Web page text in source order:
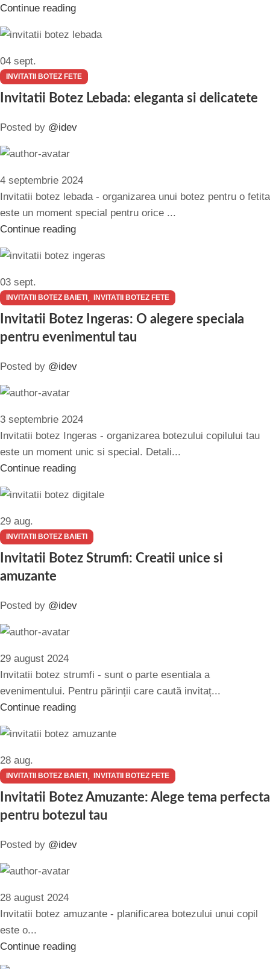
Continue reading
04 sept.
INVITATII BOTEZ FETE
Invitatii Botez Lebada: eleganta si delicatete
Posted by @idev
4 septembrie 2024
Invitatii botez lebada - organizarea unui botez pentru o fetita
este un moment special pentru orice ...
Continue reading
03 sept.
INVITATII BOTEZ BAIETI , INVITATII BOTEZ FETE
Invitatii Botez Ingeras: O alegere speciala
pentru evenimentul tau
Posted by @idev
3 septembrie 2024
Invitatii botez Ingeras - organizarea botezului copilului tau
este un moment unic si special. Detali...
Continue reading
29 aug.
INVITATII BOTEZ BAIETI
Invitatii Botez Strumfi: Creatii unice si
amuzante
Posted by @idev
29 august 2024
Invitatii botez strumfi - sunt o parte esentiala a
evenimentului. Pentru părinții care caută invitaț...
Continue reading
28 aug.
INVITATII BOTEZ BAIETI , INVITATII BOTEZ FETE
Invitatii Botez Amuzante: Alege tema perfecta
pentru botezul tau
Posted by @idev
28 august 2024
Invitatii botez amuzante - planificarea botezului unui copil
este o...
Continue reading